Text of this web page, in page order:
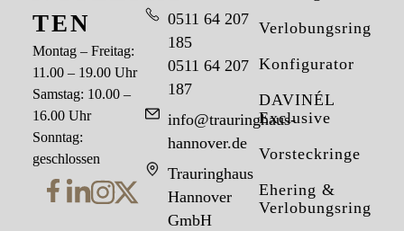
Verlobungsringe
Konfigurator
DAVINÉL
Exclusive
Vorsteckringe
Ehering &
Verlobungsring
0511 64 207
185
0511 64 207
187
info@trauringhaus-
hannover.de
Trauringhaus
Hannover
GmbH
TEN
Montag – Freitag:
11.00 – 19.00 Uhr
Samstag: 10.00 –
16.00 Uhr
Sonntag:
geschlossen